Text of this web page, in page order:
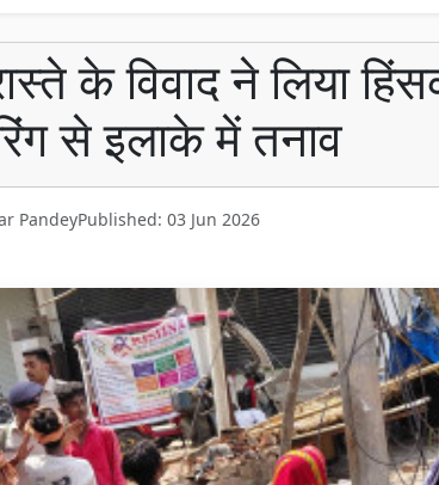
के विवाद ने लिया
से इलाके में तनाव
PandeyPublished: 03 Jun 2026